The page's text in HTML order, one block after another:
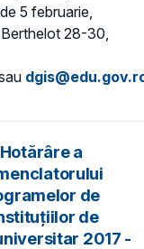
5 februarie,
28-30,
a
de
de
2017 -